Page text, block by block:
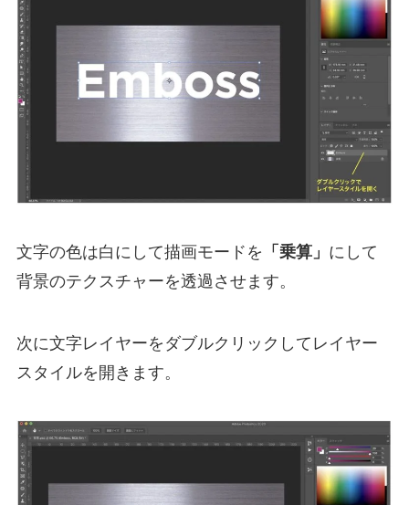
文字の色は白にして描画モードを 「乗算」 にして
背景のテクスチャーを透過させます。
次に文字レイヤーをダブルクリックしてレイヤー
スタイルを開きます。